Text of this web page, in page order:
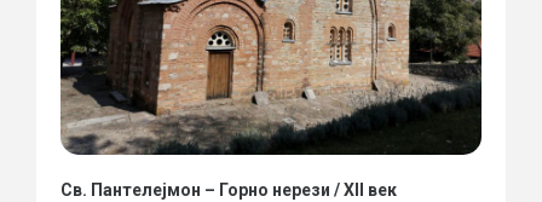
Св. Пантелејмон – Горно нерези / XII век